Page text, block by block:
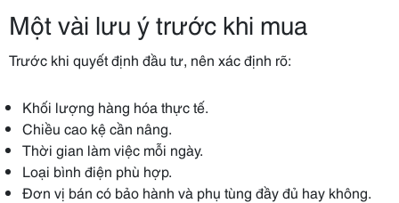
Một vài lưu ý trước khi mua
Trước khi quyết định đầu tư, nên xác định rõ:
Khối lượng hàng hóa thực tế.
Chiều cao kệ cần nâng.
Thời gian làm việc mỗi ngày.
Loại bình điện phù hợp.
Đơn vị bán có bảo hành và phụ tùng đầy đủ hay không.